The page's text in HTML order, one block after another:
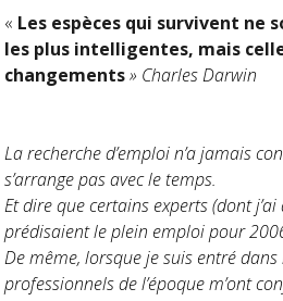
« Les espèces qui survivent ne
les plus intelligentes, mais
changements» Charles Darwin
La recherche d’emploi n’a jamais
s’arrange pas avec le temps.
Et dire que certains experts (dont
prédisaient le plein emploi pour
De même, lorsque je suis entré
professionnels de l’époque m’ont